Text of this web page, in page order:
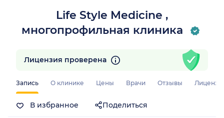
Life Style Medicine ,
многопрофильная клиника
Запись О клинике Цены Врачи Отзывы
В избранное Поделиться
Лицензия проверена